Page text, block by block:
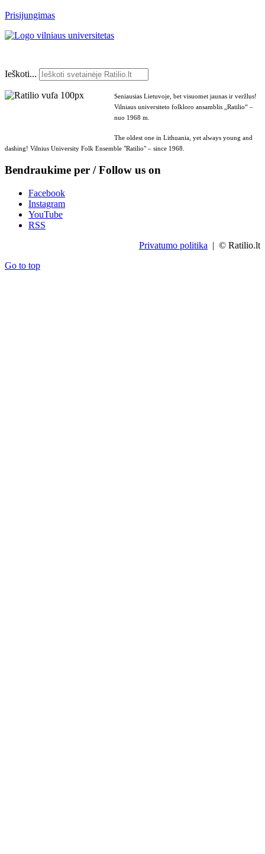
Prisijungimas
Ieškoti...
Seniausias Lietuvoje, bet visuomet jaunas ir veržlus!
Vilniaus universiteto folkloro ansamblis „Ratilio“ –
nuo 1968 m.
The oldest one in Lithuania, yet always young and
dashing! Vilnius University Folk Ensemble "Ratilio" – since 1968.
Bendraukime per / Follow us on
Facebook
Instagram
YouTube
RSS
Privatumo politika | © Ratilio.lt
Go to top